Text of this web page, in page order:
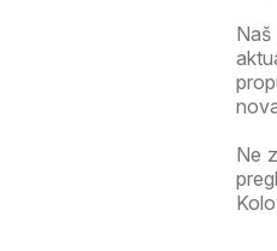
Naš
Ne